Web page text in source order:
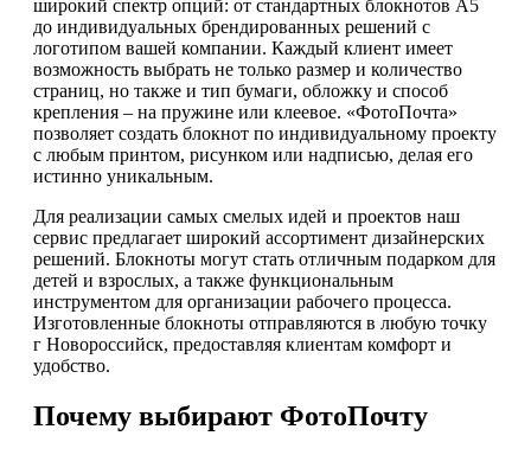
широкий спектр опций: от стандартных блокнотов А5
до индивидуальных брендированных решений с
логотипом вашей компании. Каждый клиент имеет
возможность выбрать не только размер и количество
страниц, но также и тип бумаги, обложку и способ
крепления – на пружине или клеевое. «ФотоПочта»
позволяет создать блокнот по индивидуальному проекту
с любым принтом, рисунком или надписью, делая его
истинно уникальным.
Для реализации самых смелых идей и проектов наш
сервис предлагает широкий ассортимент дизайнерских
решений. Блокноты могут стать отличным подарком для
детей и взрослых, а также функциональным
инструментом для организации рабочего процесса.
Изготовленные блокноты отправляются в любую точку
г Новороссийск, предоставляя клиентам комфорт и
удобство.
Почему выбирают ФотоПочту